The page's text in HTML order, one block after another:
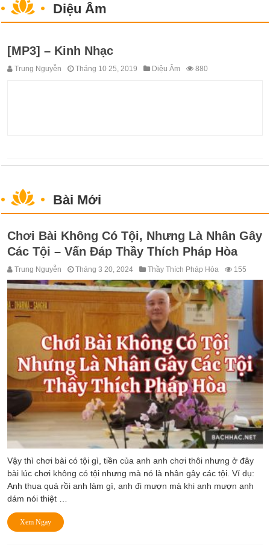
Diệu Âm
[MP3] – Kinh Nhạc
Trung Nguyễn Tháng 10 25, 2019 Diệu Âm 880
Bài Mới
Chơi Bài Không Có Tội, Nhưng Là Nhân Gây
Các Tội – Vấn Đáp Thầy Thích Pháp Hòa
Trung Nguyễn Tháng 3 20, 2024 Thầy Thích Pháp Hòa 155
Vậy thì chơi bài có tội gì, tiền của anh anh chơi thôi nhưng ở đây
bài lúc chơi không có tội nhưng mà nó là nhân gây các tội. Ví dụ:
Anh thua quá rồi anh làm gì, anh đi mượn mà khi anh mượn anh
dám nói thiệt …
Xem Ngay